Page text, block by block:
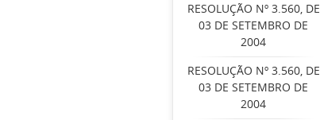
RESOLUÇÃO Nº 3.560, DE
03 DE SETEMBRO DE
2004
RESOLUÇÃO Nº 3.560, DE
03 DE SETEMBRO DE
2004